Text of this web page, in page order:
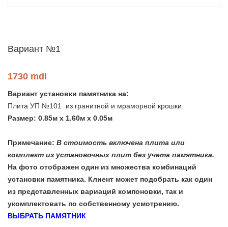
Вариант №1
1730 mdl
Вариант установки памятника на:
Плита УП №101 из гранитной и мраморной крошки.
Размер: 0.85м х 1.60м х 0.05м
Примечание: В стоимость включена плита или
комплект из установочных плит без учета памятника.
На фото отображен один из множества комбинаций
установки памятника. Клиент может подобрать как один
из представленных вариаций компоновки, так и
укомплектовать по собственному усмотрению.
ВЫБРАТЬ ПАМЯТНИК